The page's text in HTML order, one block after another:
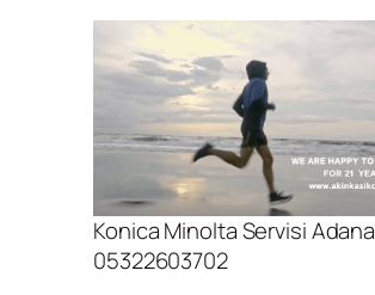
Konica Minolta Servisi Adana
05322603702